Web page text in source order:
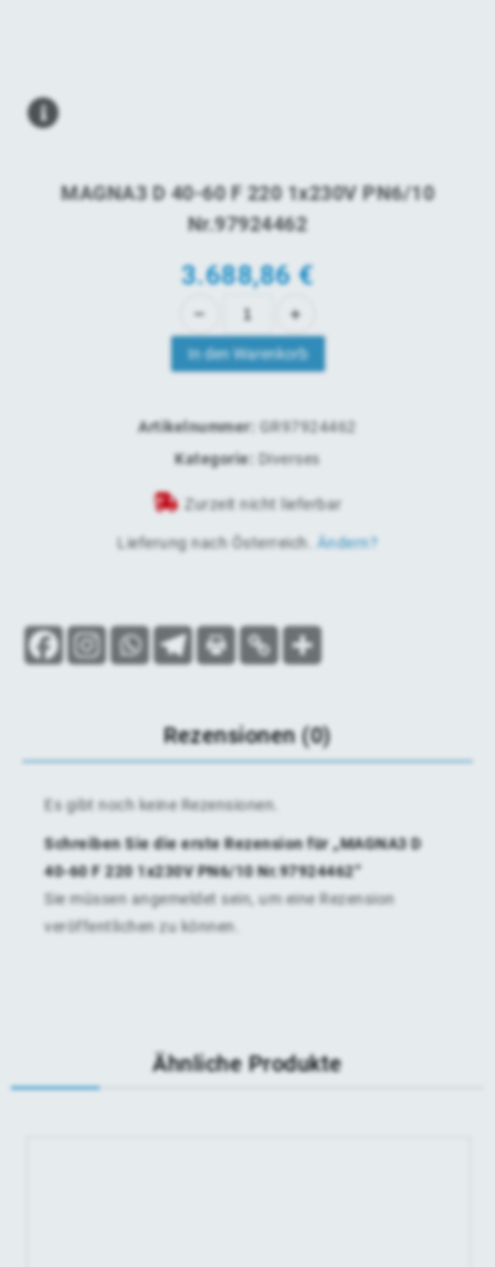
MAGNA3 D 40-60 F 220 1x230V PN6/10
Nr.97924462
3.688,86€
In den Warenkorb
Artikelnummer:
GR97924462
Kategorie:
Diverses
Zurzeit nicht lieferbar
Lieferung nach Österreich Ändern?
Rezensionen (0)
Es gibt noch keine Rezensionen.
Schreiben Sie die erste Rezension für „MAGNA3 D
40-60 F 220 1x230V PN6/10 Nr.97924462“
Sie müssen angemeldet sein, um eine Rezension
veröffentlichen zu können.
Ähnliche Produkte